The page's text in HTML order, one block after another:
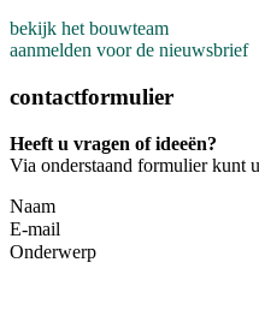
bekijk het bouwteam
aanmelden voor de nieuwsbrief
contactformulier
Heeft u vragen of ideeën?
Via onderstaand formulier kunt
Naam
E-mail
Onderwerp